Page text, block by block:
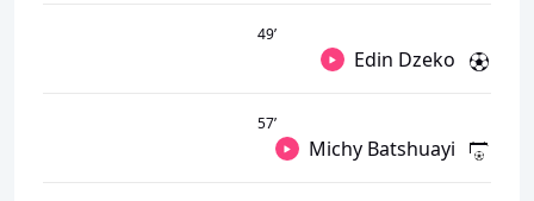
49’
Edin Dzeko
57’
Michy Batshuayi